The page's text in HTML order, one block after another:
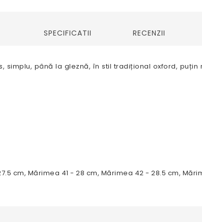
SPECIFICATII RECENZII
până la gleznă, în stil tradițional oxford,
cm, Mărimea 41 - 28 cm, Mărimea 42 - 28.5 cm,